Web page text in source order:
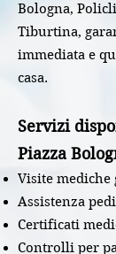
Bologna,
Tiburtina,
immediata e
casa.
Servizi
Piazza
Visite
Assistenza
Certificati
Controlli per